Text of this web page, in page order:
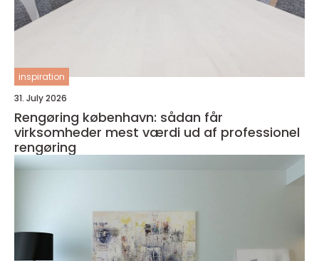
inspiration
31. July 2026
Rengøring københavn: sådan får
virksomheder mest værdi ud af professionel
rengøring